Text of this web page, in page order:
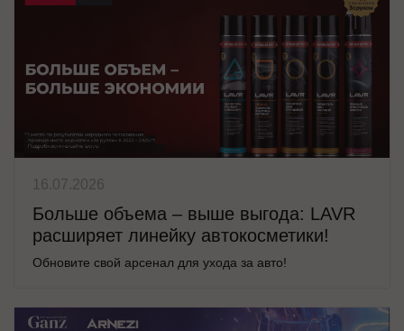
16.07.2026
Больше объема – выше выгода: LAVR
расширяет линейку автокосметики!
Обновите свой арсенал для ухода за авто!